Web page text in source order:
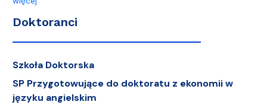
Doktoranci
Szkoła Doktorska
SP Przygotowujące do doktoratu z ekonomii w
języku angielskim